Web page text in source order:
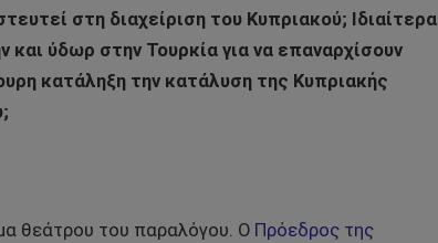
στη διαχείριση του Κυπριακού; Ιδιαίτερα
ύδωρ στην Τουρκία για να επαναρχίσουν
κατάληξη την κατάλυση της Κυπριακής
θεάτρου του παραλόγου. Ο Πρόεδρος της